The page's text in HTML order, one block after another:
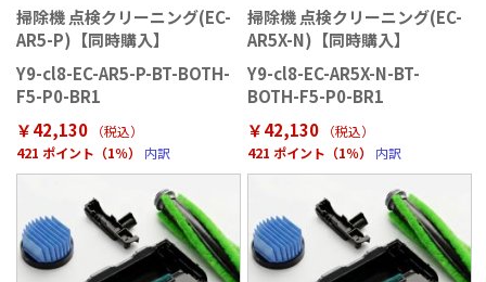
掃除機 点検クリーニング(EC-
AR5-P)【同時購入】
Y9-cl8-EC-AR5-P-BT-BOTH-
F5-P0-BR1
￥42,130
（税込）
421 ポイント（1％）
内訳
掃除機 点検クリーニング(EC-
AR5X-N)【同時購入】
Y9-cl8-EC-AR5X-N-BT-
BOTH-F5-P0-BR1
￥42,130
（税込）
421 ポイント（1％）
内訳